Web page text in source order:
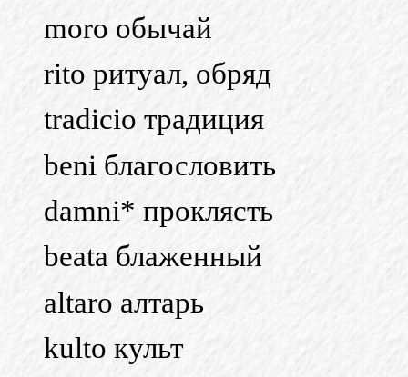
moro обычай
rito ритуал, обряд
tradicio традиция
beni благословить
damni* проклясть
beata блаженный
altaro алтарь
kulto культ